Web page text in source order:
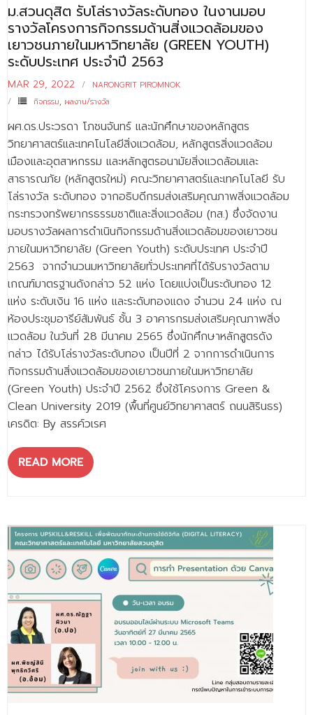
ม.สวนดุสิต รับโล่รางวัลระดับทอง ในงานมอบ
รางวัลโครงการกิจกรรมด้านสิ่งแวดล้อมของ
เยาวชนภายในมหาวิทยาลัย (GREEN YOUTH)
ระดับประเทศ ประจำปี 2563
MAR 29, 2022
NARONGRIT PIROMNOK
กิจกรรม, ผลงาน/รางวัล
ผศ.ดร.ประวรดา โภชนจันทร์ และนักศึกษาของหลักสูตร
วิทยาศาสตร์และเทคโนโลยีสิ่งแวดล้อม, หลักสูตรสิ่งแวดล้อม
เมืองและอุตสาหกรรม และหลักสูตรอนามัยสิ่งแวดล้อมและ
สาธารณภัย (หลักสูตรใหม่) คณะวิทยาศาสตร์และเทคโนโลยี รับ
โล่รางวัล ระดับทอง จากอธิบดีกรมส่งเสริมคุณภาพสิ่งแวดล้อม
กระทรวงทรัพยากรธรรมชาติและสิ่งแวดล้อม (ทส.) ซึ่งจัดงาน
มอบรางวัลผลการดำเนินกิจกรรมด้านสิ่งแวดล้อมของเยาวชน
ภายในมหาวิทยาลัย (Green Youth) ระดับประเทศ ประจำปี
2563 จากจำนวนมหาวิทยาลัยทั่วประเทศที่ได้รับรางวัลตาม
เกณฑ์มาตรฐานดังกล่าว 52 แห่ง โดยแบ่งเป็นระดับทอง 12
แห่ง ระดับเงิน 16 แห่ง และระดับทองแดง จำนวน 24 แห่ง ณ
ห้องประชุมอารีย์สัมพันธ์ ชั้น 3 อาคารกรมส่งเสริมคุณภาพสิ่ง
แวดล้อม ในวันที่ 28 มีนาคม 2565 ซึ่งนักศึกษาหลักสูตรดัง
กล่าว ได้รับโล่รางวัลระดับทอง เป็นปีที่ 2 จากการดำเนินการ
กิจกรรมด้านสิ่งแวดล้อมของเยาวชนภายในมหาวิทยาลัย
(Green Youth) ประจำปี 2562 ซึ่งใช้โครงการ Green &
Clean University 2019 (พื้นที่ศูนย์วิทยาศาสตร์ ถนนสิรินธร)
เครดิต: By สรรค์วเรศ
READ MORE